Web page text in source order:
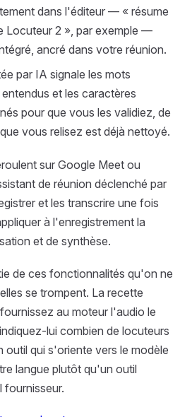
dans l'éditeur — « résume
Locuteur 2 », par exemple —
ancré dans votre réunion.
par IA signale les mots
et les caractères
pour que vous les validiez, de
vous relisez est déjà nettoyé.
sur Google Meet ou
de réunion déclenché par
et les transcrire une fois
à l'enregistrement la
et de synthèse.
de ces fonctionnalités qu'on ne
se trompent. La recette
au moteur l'audio le
lui combien de locuteurs
outil qui s'oriente vers le modèle
langue plutôt qu'un outil
fournisseur.